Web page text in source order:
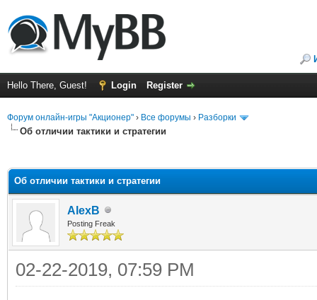
Hello There, Guest! Login Register
Форум онлайн-игры "Акционер" › Все форумы › Разборки
Об отличии тактики и стратегии
Об отличии тактики и стратегии
AlexB
Posting Freak
02-22-2019, 07:59 PM